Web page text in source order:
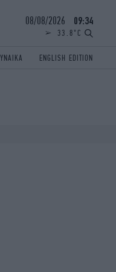
08/08/2026 09:34
33.8°C
ENGLISH EDITION